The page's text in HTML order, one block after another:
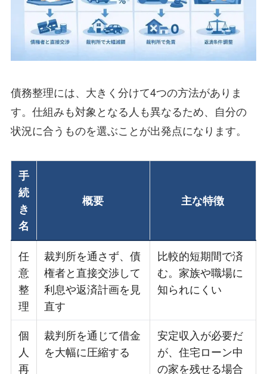
債務整理には、大きく分けて4つの方法がありま
す。仕組みも対象となる人も異なるため、自分の
状況に合うものを選ぶことが出発点になります。
手
続
き
名
概要 主な特徴
任
意
整
理
裁判所を通さず、債
権者と直接交渉して
利息や返済計画を見
直す
比較的短期間で済
む。家族や職場に
知られにくい
個
人
再
裁判所を通じて借金
を大幅に圧縮する
安定収入が必要だ
が、住宅ローン中
の家を残せる場合